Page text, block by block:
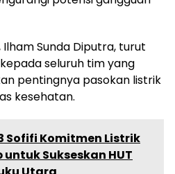
Ilham Sunda Diputra, turut
seluruh tim yang
pentingnya pasokan listrik
kesehatan.
Sofifi Komitmen Listrik
Sukseskan HUT